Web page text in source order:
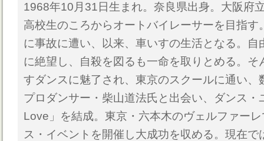
1968年10月31日生まれ。奈良県出身。大阪府
高校生のころからオートバイレーサーを目指す
に事故に遭い、以来、車いすの生活となる。自
に絶望し、自殺を図るも一命を取りとめる。そ
すダンスに魅了され、東京のスクールに通い、
プロダンサー・柴山道法氏と出会い、ダンス
Love」を結成。東京・六本木のヴェルファー
ス・イベントを開催し大成功を収める。現在で